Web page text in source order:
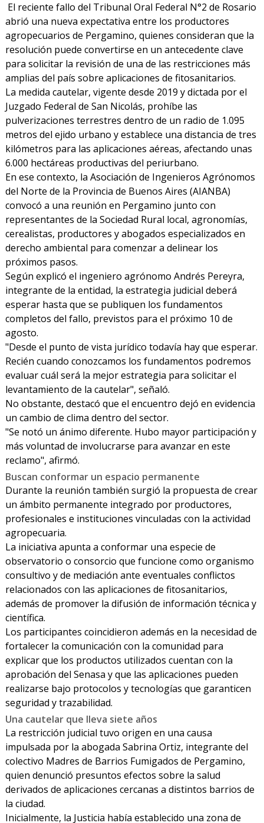
El reciente fallo del Tribunal Oral Federal N°2 de Rosario
abrió una nueva expectativa entre los productores
agropecuarios de Pergamino, quienes consideran que la
resolución puede convertirse en un antecedente clave
para solicitar la revisión de una de las restricciones más
amplias del país sobre aplicaciones de fitosanitarios.
La medida cautelar, vigente desde 2019 y dictada por el
Juzgado Federal de San Nicolás, prohíbe las
pulverizaciones terrestres dentro de un radio de 1.095
metros del ejido urbano y establece una distancia de tres
kilómetros para las aplicaciones aéreas, afectando unas
6.000 hectáreas productivas del periurbano.
En ese contexto, la Asociación de Ingenieros Agrónomos
del Norte de la Provincia de Buenos Aires (AIANBA)
convocó a una reunión en Pergamino junto con
representantes de la Sociedad Rural local, agronomías,
cerealistas, productores y abogados especializados en
derecho ambiental para comenzar a delinear los
próximos pasos.
Según explicó el ingeniero agrónomo Andrés Pereyra,
integrante de la entidad, la estrategia judicial deberá
esperar hasta que se publiquen los fundamentos
completos del fallo, previstos para el próximo 10 de
agosto.
"Desde el punto de vista jurídico todavía hay que esperar.
Recién cuando conozcamos los fundamentos podremos
evaluar cuál será la mejor estrategia para solicitar el
levantamiento de la cautelar", señaló.
No obstante, destacó que el encuentro dejó en evidencia
un cambio de clima dentro del sector.
"Se notó un ánimo diferente. Hubo mayor participación y
más voluntad de involucrarse para avanzar en este
reclamo", afirmó.
Buscan conformar un espacio permanente
Durante la reunión también surgió la propuesta de crear
un ámbito permanente integrado por productores,
profesionales e instituciones vinculadas con la actividad
agropecuaria.
La iniciativa apunta a conformar una especie de
observatorio o consorcio que funcione como organismo
consultivo y de mediación ante eventuales conflictos
relacionados con las aplicaciones de fitosanitarios,
además de promover la difusión de información técnica y
científica.
Los participantes coincidieron además en la necesidad de
fortalecer la comunicación con la comunidad para
explicar que los productos utilizados cuentan con la
aprobación del Senasa y que las aplicaciones pueden
realizarse bajo protocolos y tecnologías que garanticen
seguridad y trazabilidad.
Una cautelar que lleva siete años
La restricción judicial tuvo origen en una causa
impulsada por la abogada Sabrina Ortiz, integrante del
colectivo Madres de Barrios Fumigados de Pergamino,
quien denunció presuntos efectos sobre la salud
derivados de aplicaciones cercanas a distintos barrios de
la ciudad.
Inicialmente, la Justicia había establecido una zona de